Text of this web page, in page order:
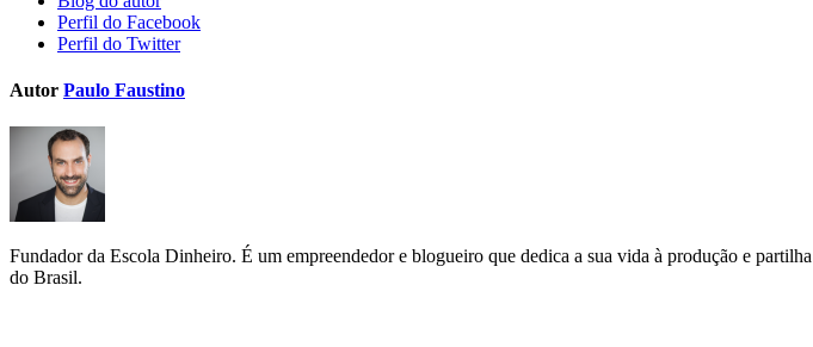
Perfil do Facebook
Perfil do Twitter
Autor Paulo Faustino
Fundador da Escola Dinheiro. É um empreendedor e blogueiro que dedica a sua vida à produção e
do Brasil.